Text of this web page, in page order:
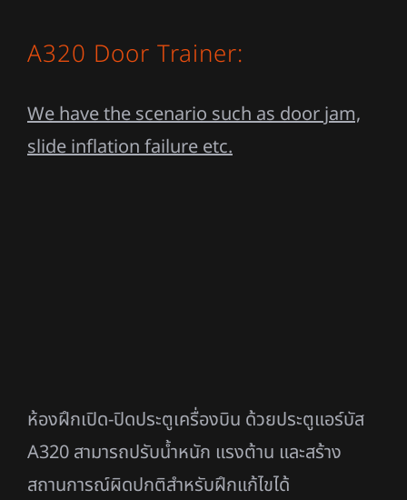
A320 Door Trainer:
We have the scenario such as door jam,
slide inflation failure etc.